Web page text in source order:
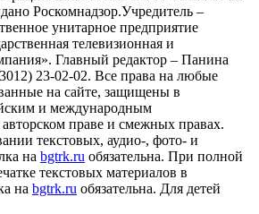
Роскомнадзор.Учредитель –
унитарное предприятие
телевизионная и
Главный редактор – Панина
23-02-02. Все права на любые
на сайте, защищены в
и международным
авторском праве и смежных правах.
текстовых, аудио-, фото- и
на bgtrk.ru обязательна. При полной
текстовых материалов в
на bgtrk.ru обязательна. Для детей